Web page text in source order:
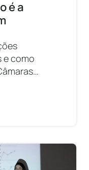
é a
e como